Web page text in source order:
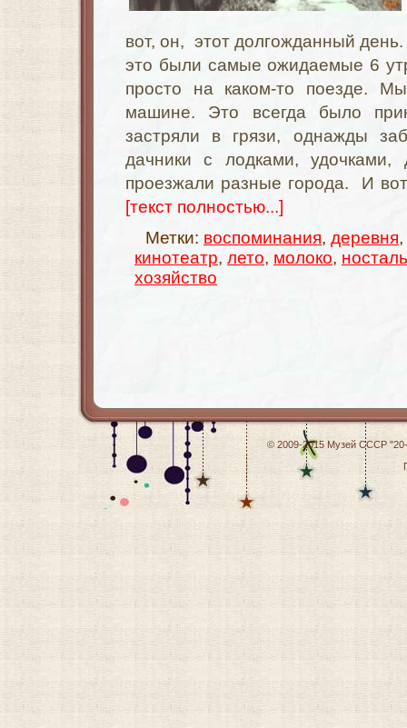
вот, он, этот долгожданный
это были самые ожидаемые 6
просто на каком-то поезде.
машине. Это всегда было
застряли в грязи, однажды
дачники с лодками,
проезжали разные города. И
[текст полностью...]
Метки: воспоминания, деревня,
кинотеатр, лето, молоко,
хозяйство
© 2009-2015 Музей СССР